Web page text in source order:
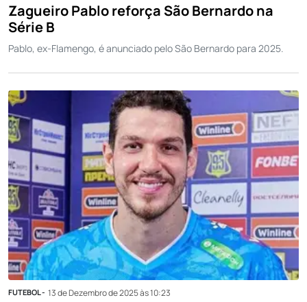
Zagueiro Pablo reforça São Bernardo na
Série B
Pablo, ex-Flamengo, é anunciado pelo São Bernardo para 2025.
FUTEBOL - 13 de Dezembro de 2025 às 10:23